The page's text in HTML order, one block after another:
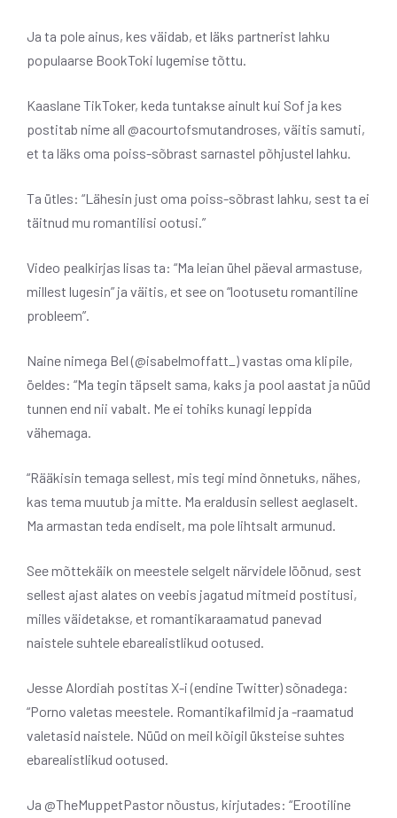
Ja ta pole ainus, kes väidab, et läks partnerist lahku
populaarse BookToki lugemise tõttu.
Kaaslane TikToker, keda tuntakse ainult kui Sof ja kes
postitab nime all @acourtofsmutandroses, väitis samuti,
et ta läks oma poiss-sõbrast sarnastel põhjustel lahku.
Ta ütles: “Lähesin just oma poiss-sõbrast lahku, sest ta ei
täitnud mu romantilisi ootusi.”
Video pealkirjas lisas ta: “Ma leian ühel päeval armastuse,
millest lugesin” ja väitis, et see on “lootusetu romantiline
probleem”.
Naine nimega Bel (@isabelmoffatt_) vastas oma klipile,
öeldes: “Ma tegin täpselt sama, kaks ja pool aastat ja nüüd
tunnen end nii vabalt. Me ei tohiks kunagi leppida
vähemaga.
“Rääkisin temaga sellest, mis tegi mind õnnetuks, nähes,
kas tema muutub ja mitte. Ma eraldusin sellest aeglaselt.
Ma armastan teda endiselt, ma pole lihtsalt armunud.
See mõttekäik on meestele selgelt närvidele löönud, sest
sellest ajast alates on veebis jagatud mitmeid postitusi,
milles väidetakse, et romantikaraamatud panevad
naistele suhtele ebarealistlikud ootused.
Jesse Alordiah postitas X-i (endine Twitter) sõnadega:
“Porno valetas meestele. Romantikafilmid ja -raamatud
valetasid naistele. Nüüd on meil kõigil üksteise suhtes
ebarealistlikud ootused.
Ja @TheMuppetPastor nõustus, kirjutades: “Erootiline